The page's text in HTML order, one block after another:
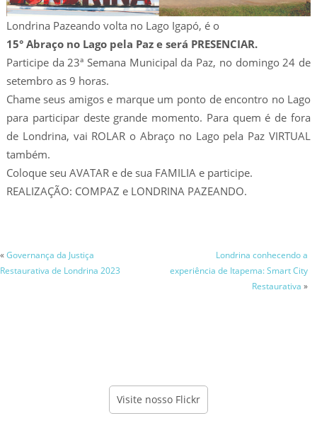
Londrina Pazeando volta no Lago Igapó, é o
15° Abraço no Lago pela Paz e será PRESENCIAR.
Participe da 23ª Semana Municipal da Paz, no domingo 24 de
setembro as 9 horas.
Chame seus amigos e marque um ponto de encontro no Lago
para participar deste grande momento. Para quem é de fora
de Londrina, vai ROLAR o Abraço no Lago pela Paz VIRTUAL
também.
Coloque seu AVATAR e de sua FAMILIA e participe.
REALIZAÇÃO: COMPAZ e LONDRINA PAZEANDO.
«Governança da Justiça
Restaurativa de Londrina 2023
Londrina conhecendo a
experiência de Itapema: Smart City
Restaurativa »
Visite nosso Flickr